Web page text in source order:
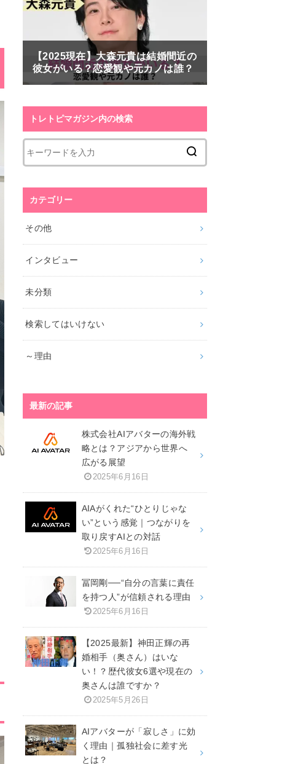
【2025現在】大森元貴は結婚間近の
彼女がいる？恋愛観や元カノは誰？
トレトピマガジン内の検索
カテゴリー
その他
インタビュー
未分類
検索してはいけない
～理由
最新の記事
株式会社AIアバターの海外戦
略とは？アジアから世界へ
広がる展望
2025年6月16日
AIAがくれた“ひとりじゃな
い”という感覚｜つながりを
取り戻すAIとの対話
2025年6月16日
冨岡剛──“自分の言葉に責任
を持つ人”が信頼される理由
2025年6月16日
【2025最新】神田正輝の再
婚相手（奥さん）はいな
い！？歴代彼女6選や現在の
奥さんは誰ですか？
2025年5月26日
AIアバターが「寂しさ」に効
く理由｜孤独社会に差す光
とは？